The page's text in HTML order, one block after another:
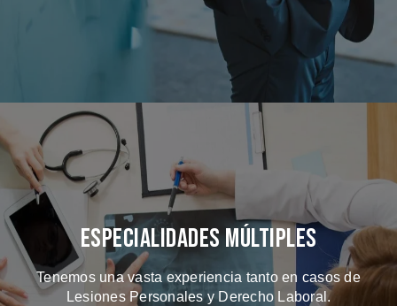
Especialidades Múltiples
Tenemos una vasta experiencia tanto en casos de
Lesiones Personales y Derecho Laboral.